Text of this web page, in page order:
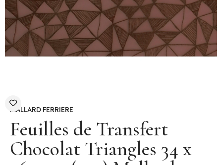
MALLARD FERRIERE
Feuilles de Transfert
Chocolat Triangles 34 x